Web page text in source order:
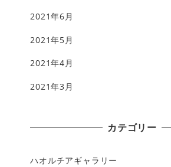
2021年6月
2021年5月
2021年4月
2021年3月
カテゴリー
ハオルチアギャラリー